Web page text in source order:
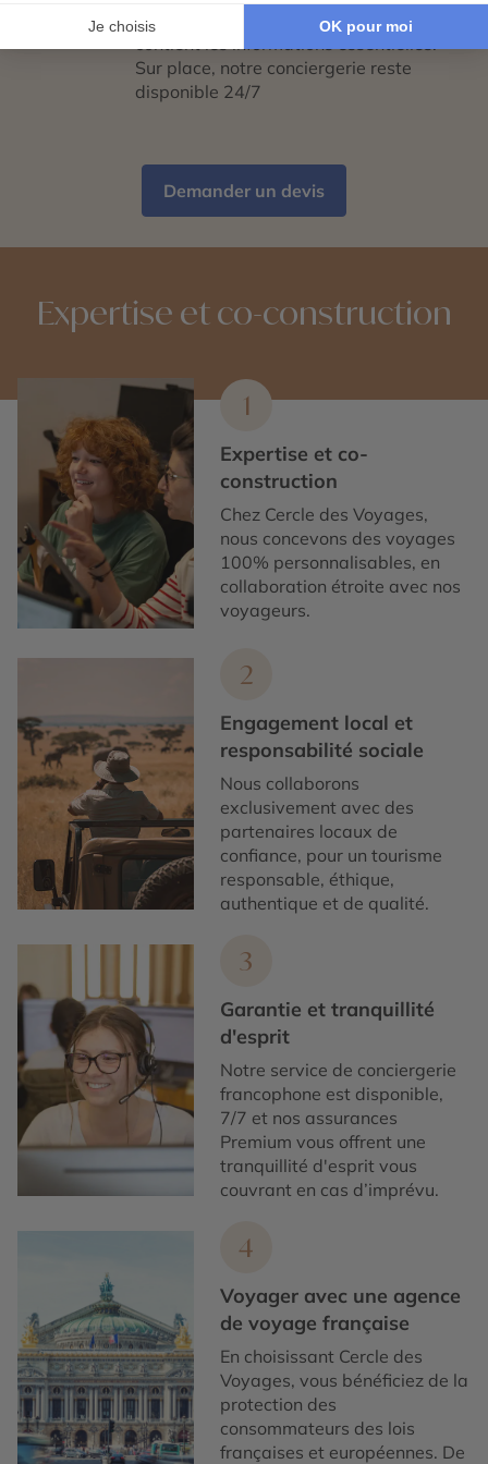
Votre carnet de voyage personnalisé
Sur place, notre conciergerie reste
disponible 24/7
Demander un devis
Expertise et co-construction
1
Expertise et co-
construction
Chez Cercle des Voyages,
nous concevons des voyages
100% personnalisables, en
collaboration étroite avec nos
voyageurs.
2
Engagement local et
responsabilité sociale
Nous collaborons
exclusivement avec des
partenaires locaux de
confiance, pour un tourisme
responsable, éthique,
authentique et de qualité.
3
Garantie et tranquillité
d'esprit
Notre service de conciergerie
francophone est disponible,
7/7 et nos assurances
Premium vous offrent une
tranquillité d'esprit vous
couvrant en cas d’imprévu.
4
Voyager avec une agence
de voyage française
En choisissant Cercle des
Voyages, vous bénéficiez de la
protection des
consommateurs des lois
françaises et européennes. De